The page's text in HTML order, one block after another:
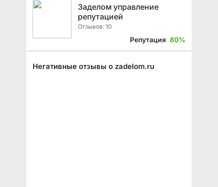
Заделом управление
репутацией
Отзывов: 10
Репутация 80%
Негативные отзывы о zadelom.ru